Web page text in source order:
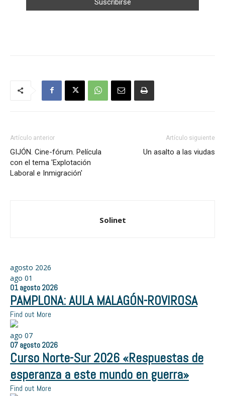
Artículo anterior
GIJÓN. Cine-fórum. Película
con el tema 'Explotación
Laboral e Inmigración'
Artículo siguiente
Un asalto a las viudas
Solinet
agosto 2026
ago 01
01 agosto 2026
PAMPLONA: AULA MALAGÓN-ROVIROSA
Find out More
ago 07
07 agosto 2026
Curso Norte-Sur 2026 «Respuestas de
esperanza a este mundo en guerra»
Find out More